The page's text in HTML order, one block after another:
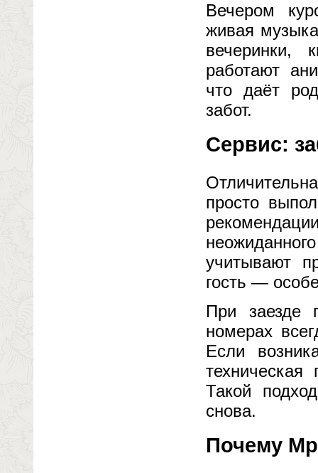
Вечером
живая
вечеринки,
работают
что даёт
забот.
Сервис:
просто
учитывают
гость —
При заезде
номерах
Если
Такой
снова.
Почему